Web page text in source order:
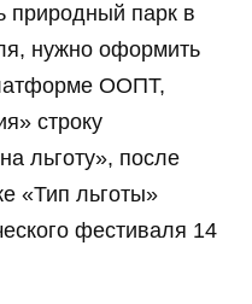
природный парк в
нужно оформить
ООПТ,
строку
льготу», после
«Тип льготы»
фестиваля 14